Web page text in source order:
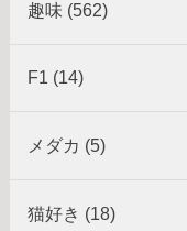
趣味 (562)
F1 (14)
メダカ (5)
猫好き (18)